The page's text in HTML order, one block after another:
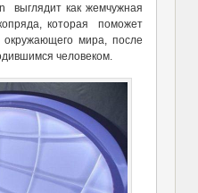
выглядит как жемчужная
которая поможет
мира, после
человеком.